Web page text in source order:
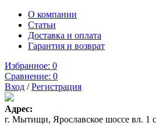
О компании
Статьи
Доставка и оплата
Гарантия и возврат
Избранное: 0
Сравнение: 0
Вход /Регистрация
Адрес:
г. Мытищи, Ярославское шоссе вл. 1